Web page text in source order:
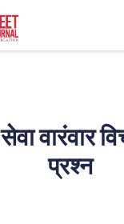
वारंवार
प्रश्न